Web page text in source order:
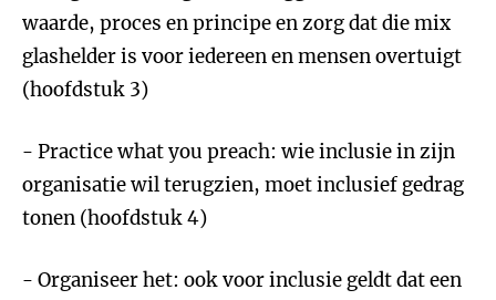
waarde, proces en principe en zorg dat die mix
glashelder is voor iedereen en mensen overtuigt
(hoofdstuk 3)
- Practice what you preach: wie inclusie in zijn
organisatie wil terugzien, moet inclusief gedrag
tonen (hoofdstuk 4)
- Organiseer het: ook voor inclusie geldt dat een